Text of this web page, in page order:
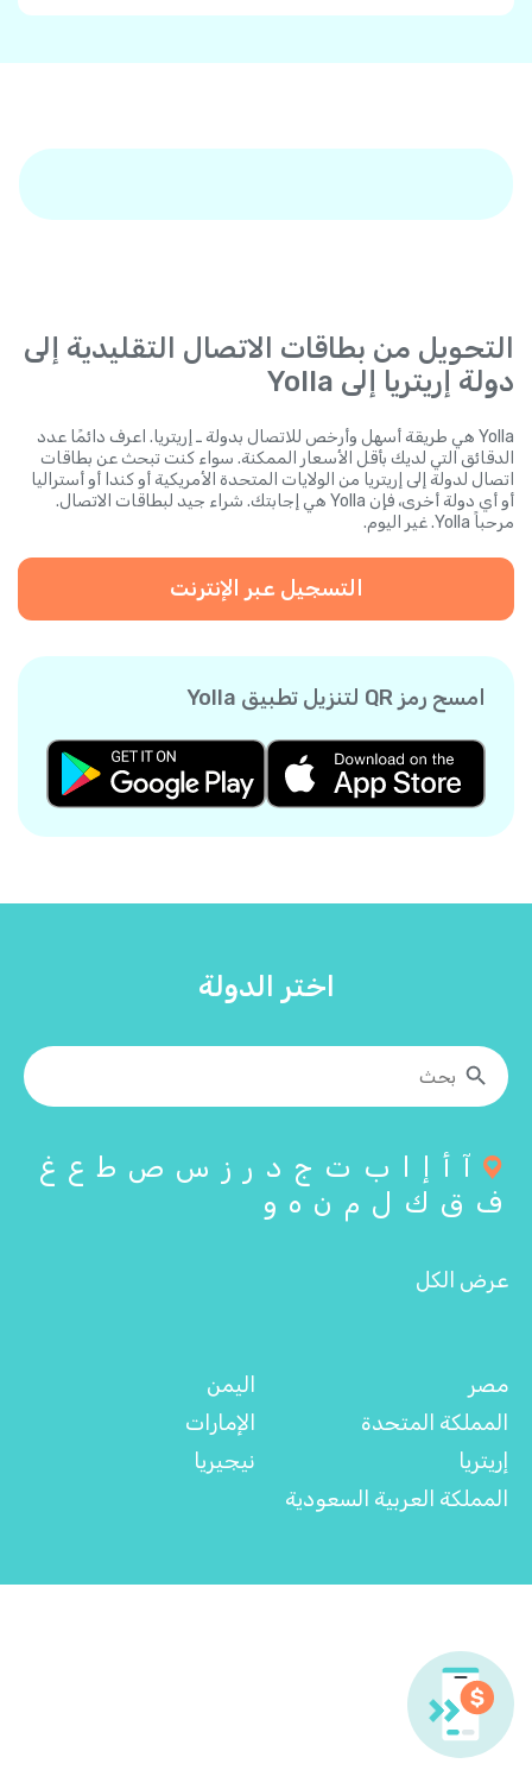
التحويل من بطاقات الاتصال التقليدية إلى
دولة إريتريا إلى Yolla
Yolla هي طريقة أسهل وأرخص للاتصال بدولة ـ إريتريا. اعرف دائمًا عدد
الدقائق التي لديك بأقل الأسعار الممكنة. سواء كنت تبحث عن بطاقات
اتصال لدولة إلى إريتريا من الولايات المتحدة الأمريكية أو كندا أو أستراليا
أو أي دولة أخرى، فإن Yolla هي إجابتك. شراء جيد لبطاقات الاتصال.
مرحباً Yolla. غير اليوم.
التسجيل عبر الإنترنت
امسح رمز QR لتنزيل تطبيق Yolla
اختر الدولة
آ أ إ ا ب ت ج د ر ز س ص ط ع غ
ف ق ك ل م ن ه و
عرض الكل
مصر
المملكة المتحدة
إريتريا
المملكة العربية السعودية
اليمن
الإمارات
نيجيريا